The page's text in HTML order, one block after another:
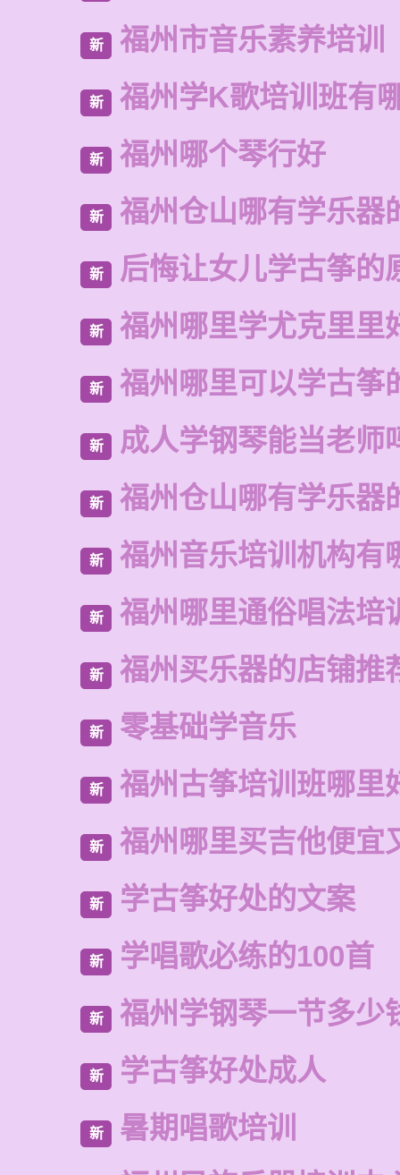
新 福州市音乐素养培训
新 福州学K歌培训班有
新 福州哪个琴行好
新 福州仓山哪有学乐器
新 后悔让女儿学古筝的
新 福州哪里学尤克里里
新 福州哪里可以学古筝
新 成人学钢琴能当老师
新 福州仓山哪有学乐器
新 福州音乐培训机构有
新 福州哪里通俗唱法培
新 福州买乐器的店铺推
新 零基础学音乐
新 福州古筝培训班哪里
新 福州哪里买吉他便宜
新 学古筝好处的文案
新 学唱歌必练的100首
新 福州学钢琴一节多少
新 学古筝好处成人
新
暑期唱歌培训